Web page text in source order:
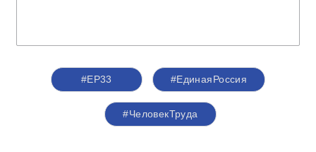
#ЕР33 #‎ЕдинаяРоссия
#ЧеловекТруда